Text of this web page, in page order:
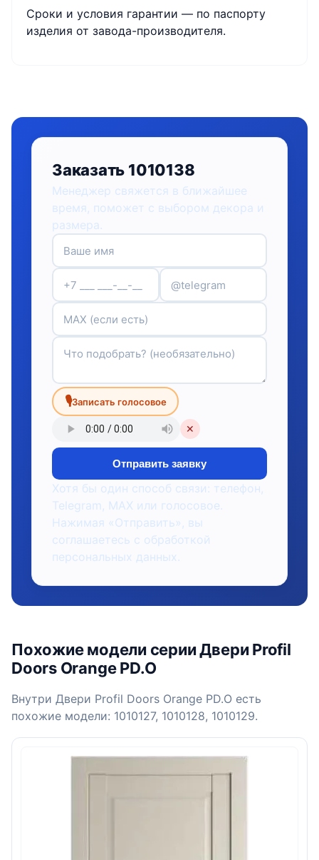
Сроки и условия гарантии — по паспорту
изделия от завода-производителя.
Заказать 1010138
Менеджер свяжется в ближайшее
время, поможет с выбором декора и
размера.
🎙Записать голосовое
✕
Отправить заявку
Хотя бы один способ связи: телефон,
Telegram, MAX или голосовое.
Нажимая «Отправить», вы
соглашаетесь с обработкой
персональных данных.
Похожие модели серии Двери Profil
Doors Orange PD.O
Внутри Двери Profil Doors Orange PD.O есть
похожие модели: 1010127, 1010128, 1010129.